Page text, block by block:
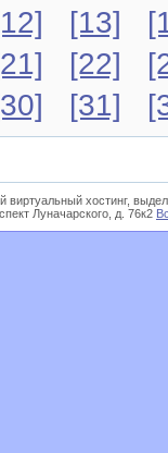
[13]
[22]
[31]
хостинг,
Луначарского, д. 76к2